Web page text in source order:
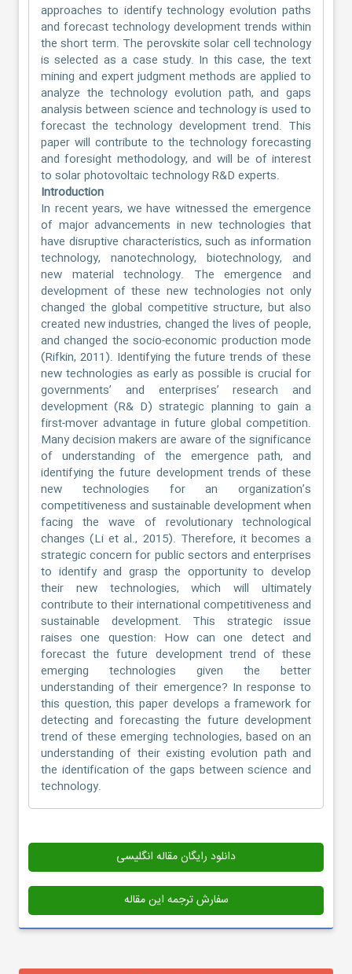
approaches to identify technology evolution paths
and forecast technology development trends within
the short term. The perovskite solar cell technology
is selected as a case study. In this case, the text
mining and expert judgment methods are applied to
analyze the technology evolution path, and gaps
analysis between science and technology is used to
forecast the technology development trend. This
paper will contribute to the technology forecasting
and foresight methodology, and will be of interest
to solar photovoltaic technology R&D experts.
Introduction
In recent years, we have witnessed the emergence
of major advancements in new technologies that
have disruptive characteristics, such as information
technology, nanotechnology, biotechnology, and
new material technology. The emergence and
development of these new technologies not only
changed the global competitive structure, but also
created new industries, changed the lives of people,
and changed the socio-economic production mode
(Rifkin, 2011). Identifying the future trends of these
new technologies as early as possible is crucial for
governments’ and enterprises’ research and
development (R& D) strategic planning to gain a
first-mover advantage in future global competition.
Many decision makers are aware of the significance
of understanding of the emergence path, and
identifying the future development trends of these
new technologies for an organization’s
competitiveness and sustainable development when
facing the wave of revolutionary technological
changes (Li et al., 2015). Therefore, it becomes a
strategic concern for public sectors and enterprises
to identify and grasp the opportunity to develop
their new technologies, which will ultimately
contribute to their international competitiveness and
sustainable development. This strategic issue
raises one question: How can one detect and
forecast the future development trend of these
emerging technologies given the better
understanding of their emergence? In response to
this question, this paper develops a framework for
detecting and forecasting the future development
trend of these emerging technologies, based on an
understanding of their existing evolution path and
the identification of the gaps between science and
technology.
دانلود رایگان مقاله انگلیسی
سفارش ترجمه این مقاله